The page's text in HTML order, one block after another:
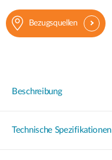
Bezugsquellen
Beschreibung
Technische Spezifikationen